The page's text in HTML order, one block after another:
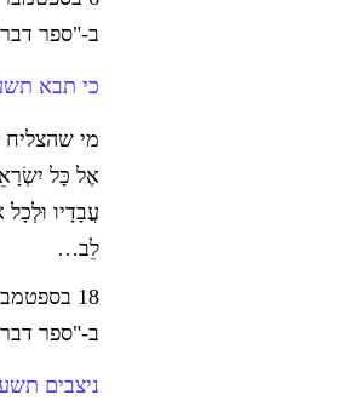
ב-"ספר
כי תבא
מי
אֶל כָּל
עֲבָדָיו
לֵב…
18 בספטמבר 2019
ב-"ספר
ניצבים